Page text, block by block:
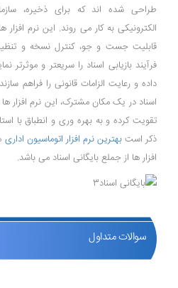
طراحی شده‌ اند که برای ذخیره،
الکترونیکی به کار می ‌روند. این نرم
قابلیت جست و جو، کنترل نسخه و
فرآیند بازیابی اسناد را سریعتر و موثرتر
داده و رعایت الزامات قانونی را فراهم
اسناد در یک مکان مشترک، این نرم ‌افزار
تقویت کرده و به بهره ‌وری و انطباق با
ذکر استبهترین نرم افزار اتوماسیون اداری
افزار ها از جملع بایگانی اسناد می باشد.
سوالات متداول